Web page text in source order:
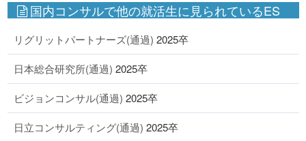
国内コンサルで他の就活生に見られているES
リグリットパートナーズ(通過) 2025卒
日本総合研究所(通過) 2025卒
ビジョンコンサル(通過) 2025卒
日立コンサルティング(通過) 2025卒